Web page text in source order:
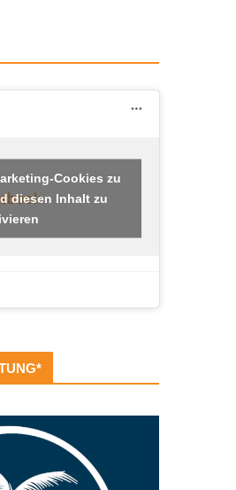
Cookies zu
diesen Inhalt zu